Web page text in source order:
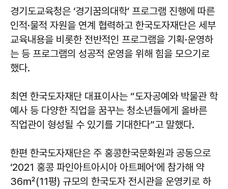
경기도교육청은 ‘경기꿈의대학’ 프로그램 진행에 따른
인적·물적 자원을 연계 협력하고 한국도자재단은 세부
교육내용을 비롯한 전반적인 프로그램을 기획·운영하
는 등 프로그램의 성공적 운영을 위해 힘을 모으기로
했다.
최연 한국도자재단 대표이사는 “도자공예와 박물관 학
예사 등 다양한 직업을 꿈꾸는 청소년들에게 올바른
직업관이 형성될 수 있기를 기대한다”고 말했다.
한편 한국도자재단은 주 홍콩한국문화원과 공동으로
‘2021 홍콩 파인아트아시아 아트페어’에 참가해 약
36㎡(11평) 규모의 한국도자 전시관을 운영키로 하